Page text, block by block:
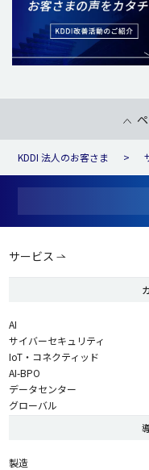
KDDI 法人のお客さま
サービス
AI
サイバーセキュリティ
IoT・コネクティッド
AI-BPO
データセンター
グローバル
製造